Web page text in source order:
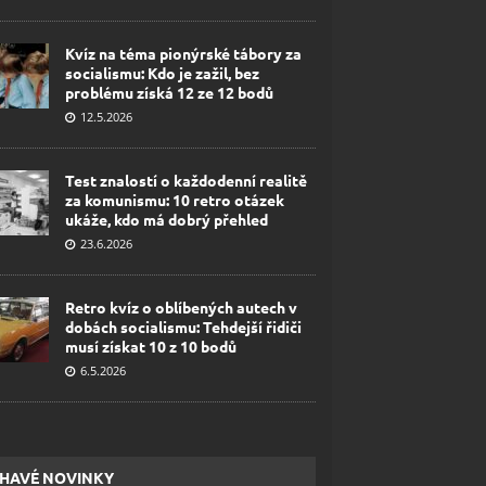
Kvíz na téma pionýrské tábory za
socialismu: Kdo je zažil, bez
problému získá 12 ze 12 bodů
12.5.2026
Test znalostí o každodenní realitě
za komunismu: 10 retro otázek
ukáže, kdo má dobrý přehled
23.6.2026
Retro kvíz o oblíbených autech v
dobách socialismu: Tehdejší řidiči
musí získat 10 z 10 bodů
6.5.2026
NOVINKY